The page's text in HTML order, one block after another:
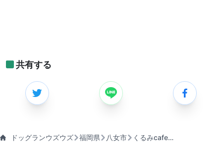
共有する
ドッグランウズウズ 福岡県 八女市 くるみcafe…